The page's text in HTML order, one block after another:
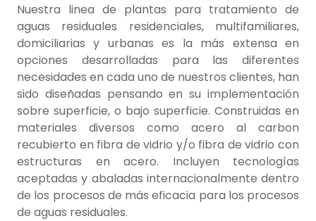
Nuestra linea de plantas para tratamiento de
aguas residuales residenciales, multifamiliares,
domiciliarias y urbanas es la más extensa en
opciones desarrolladas para las diferentes
necesidades en cada uno de nuestros clientes, han
sido diseñadas pensando en su implementación
sobre superficie, o bajo superficie. Construidas en
materiales diversos como acero al carbon
recubierto en fibra de vidrio y/o fibra de vidrio con
estructuras en acero. Incluyen tecnologías
aceptadas y abaladas internacionalmente dentro
de los procesos de más eficacia para los procesos
de aguas residuales.